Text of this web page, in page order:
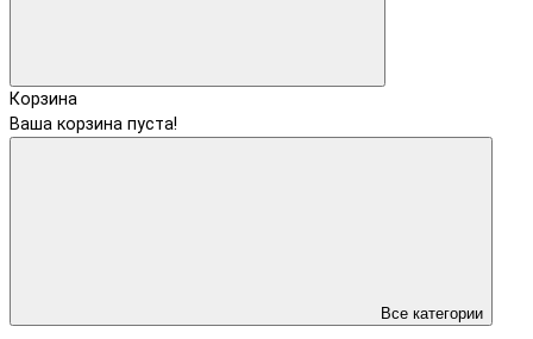
Корзина
Ваша корзина пуста!
Все категории